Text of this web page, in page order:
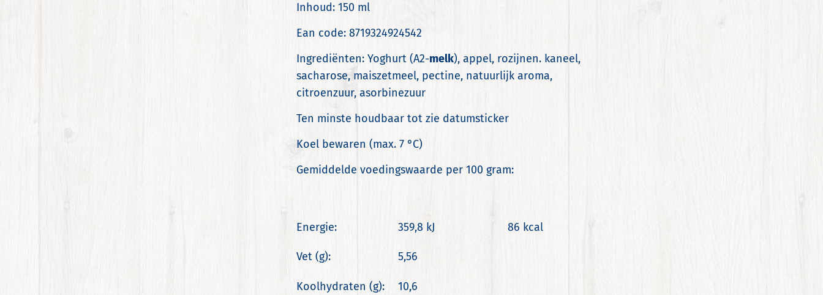
Inhoud: 150 ml
Ean code: 8719324924542
Ingrediënten: Yoghurt (A2-melk), appel, rozijnen. kaneel,
sacharose, maiszetmeel, pectine, natuurlijk aroma,
citroenzuur, asorbinezuur
Ten minste houdbaar tot zie datumsticker
Koel bewaren (max. 7 °C)
Gemiddelde voedingswaarde per 100 gram:
Energie: 359,8 kJ 86 kcal
Vet (g): 5,56
Koolhydraten (g): 10,6